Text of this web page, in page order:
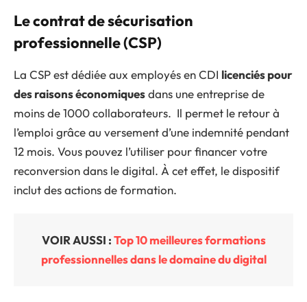
Le contrat de sécurisation
professionnelle (CSP)
La CSP est dédiée aux employés en CDI licenciés pour
des raisons économiquesdans une entreprise de
moins de 1000 collaborateurs. Il permet le retour à
l’emploi grâce au versement d’une indemnité pendant
12 mois. Vous pouvez l’utiliser pour financer votre
reconversion dans le digital. À cet effet, le dispositif
inclut des actions de formation.
VOIR AUSSI :Top 10 meilleures formations
professionnelles dans le domaine du digital